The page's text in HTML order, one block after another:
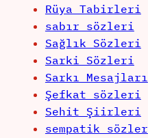
Rüya Tabirleri
sabır sözleri
Sağlık Sözleri
Sarki Sözleri
Sarkı Mesajları
Şefkat sözleri
Sehit Şiirleri
sempatik sözler